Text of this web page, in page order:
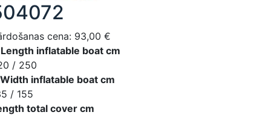
cena: 93,00 €
inflatable boat cm
/ 250
inflatable boat cm
/ 155
total cover cm